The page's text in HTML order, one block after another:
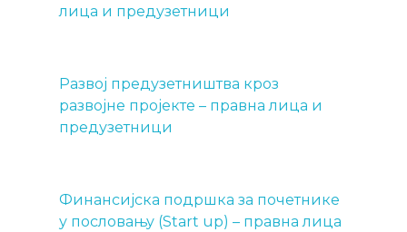
лица и предузетници
Развој предузетништва кроз
развојне пројекте – правна лица и
предузетници
Финансијска подршка за почетнике
у пословању (Start up) – правна лица